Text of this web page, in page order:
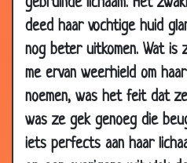
deed haar vochtige huid
nog beter uitkomen. Wat is
me ervan weerhield om
noemen, was het feit dat
was ze gek genoeg die
iets perfects aan haar
24 Jan
2008
Uitgaan
24 Jan
2008
Hoe kan dat nou?
2008
21 Jan